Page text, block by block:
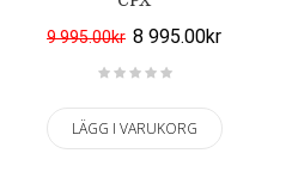
9 995.00kr 8 995.00kr
LÄGG I VARUKORG